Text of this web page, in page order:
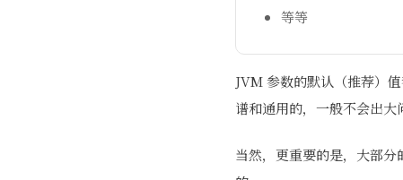
等等
JVM 参数的默认（推荐）
谱和通用的，一般不会出大
当然，更重要的是，大部